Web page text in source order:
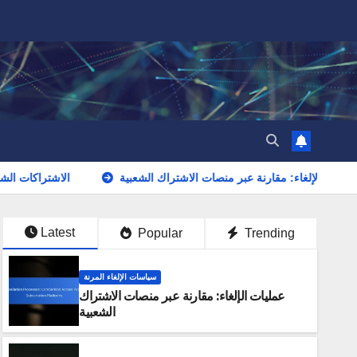
عمليات الإلغاء: مقارنة عبر منصات الاشتراك الشعبية
Latest Popular Trending
سياسات الإلغاء المرنة
عمليات الإلغاء: مقارنة عبر منصات الاشتراك
الشعبية